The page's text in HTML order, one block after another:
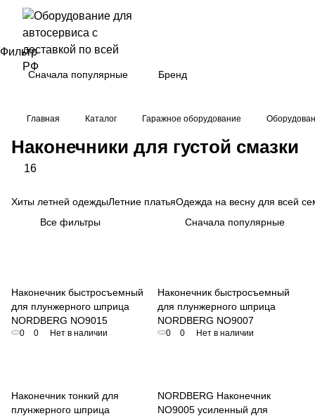
Фильтр
Сначала популярные Бренд
Главная Каталог Гаражное оборудование
Наконечники для густой смазки
16
Хиты летней одеждыЛетние платьяОдежда на весну для всей
Все фильтры
Сначала популярные
Наконечник быстросъемный
для плунжерного шприца
NORDBERG NO9015
0 0 Нет в наличии
Наконечник быстросъемный
для плунжерного шприца
NORDBERG NO9007
0 0 Нет в наличии
Наконечник тонкий для
плунжерного шприца
NORDBERG Наконечник
NO9005 усиленный для